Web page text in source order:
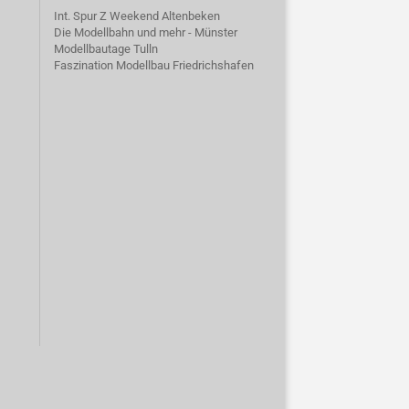
Int. Spur Z Weekend Altenbeken
Die Modellbahn und mehr - Münster
Modellbautage Tulln
Faszination Modellbau Friedrichshafen